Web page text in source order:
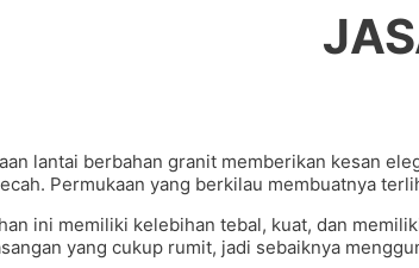
lantai berbahan granit memberikan kesan
Permukaan yang berkilau membuatnya
ini memiliki kelebihan tebal, kuat, dan
yang cukup rumit, jadi sebaiknya